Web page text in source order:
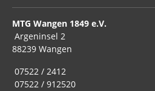
MTG Wangen 1849 e.V.
Argeninsel 2
88239 Wangen
07522 / 2412
07522 / 912520